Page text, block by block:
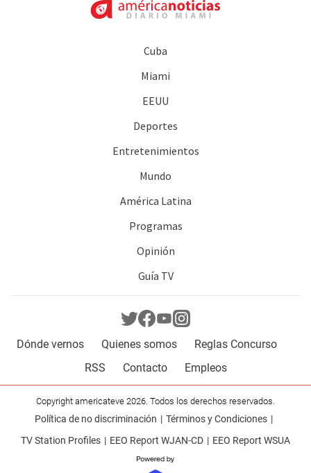
Cuba
Miami
EEUU
Deportes
Entretenimientos
Mundo
América Latina
Programas
Opinión
Guía TV
Dónde vernos Quienes somos
Reglas Concurso
RSS
Contacto Empleos
Copyright americateve 2026. Todos los derechos reservados.
Política de no discriminación
Términos y Condiciones
TV Station Profiles
EEO Report WJAN-CD EEO Report WSUA